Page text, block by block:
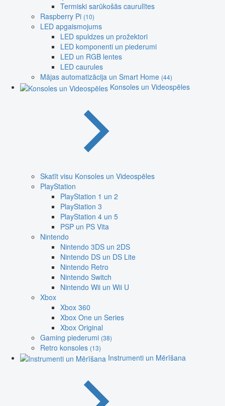
Termiski sarūkošās caurulītes
Raspberry Pi (10)
LED apgaismojums
LED spuldzes un prožektori
LED komponenti un piederumi
LED un RGB lentes
LED caurules
Mājas automatizācija un Smart Home (44)
Konsoles un Videospēles
Skatīt visu Konsoles un Videospēles
PlayStation
PlayStation 1 un 2
PlayStation 3
PlayStation 4 un 5
PSP un PS Vita
Nintendo
Nintendo 3DS un 2DS
Nintendo DS un DS Lite
Nintendo Retro
Nintendo Switch
Nintendo Wii un Wii U
Xbox
Xbox 360
Xbox One un Series
Xbox Original
Gaming piederumi (38)
Retro konsoles (13)
Instrumenti un Mērīšana